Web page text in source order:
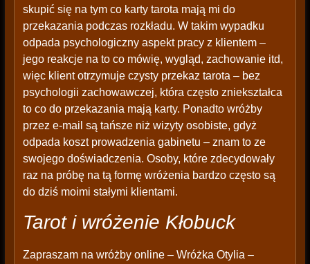
skupić się na tym co karty tarota mają mi do
przekazania podczas rozkładu. W takim wypadku
odpada psychologiczny aspekt pracy z klientem –
jego reakcje na to co mówię, wygląd, zachowanie itd,
więc klient otrzymuje czysty przekaz tarota – bez
psychologii zachowawczej, która często zniekształca
to co do przekazania mają karty. Ponadto wróżby
przez e-mail są tańsze niż wizyty osobiste, gdyż
odpada koszt prowadzenia gabinetu – znam to ze
swojego doświadczenia. Osoby, które zdecydowały
raz na próbę na tą formę wróżenia bardzo często są
do dziś moimi stałymi klientami.
Tarot i wróżenie Kłobuck
Zapraszam na wróżby online – Wróżka Otylia –